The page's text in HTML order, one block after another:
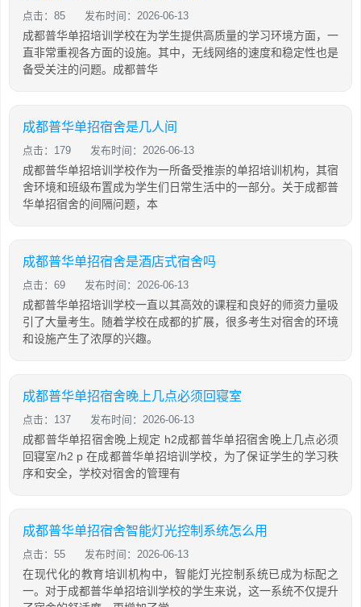
点击：85 发布时间：2026-06-13
成都普华单招培训学校在为学生提供高质量的学习环境方面，一
直非常重视各方面的设施。其中，无线网络的速度和稳定性也是
备受关注的问题。成都普华
成都普华单招宿舍是几人间
点击：179 发布时间：2026-06-13
成都普华单招培训学校作为一所备受推崇的单招培训机构，其宿
舍环境和班级布置成为学生们日常生活中的一部分。关于成都普
华单招宿舍的间隔问题，本
成都普华单招宿舍是酒店式宿舍吗
点击：69 发布时间：2026-06-13
成都普华单招培训学校一直以其高效的课程和良好的师资力量吸
引了大量考生。随着学校在成都的扩展，很多考生对宿舍的环境
和设施产生了浓厚的兴趣。
成都普华单招宿舍晚上几点必须回寝室
点击：137 发布时间：2026-06-13
成都普华单招宿舍晚上规定 h2成都普华单招宿舍晚上几点必须
回寝室/h2 p 在成都普华单招培训学校，为了保证学生的学习秩
序和安全，学校对宿舍的管理有
成都普华单招宿舍智能灯光控制系统怎么用
点击：55 发布时间：2026-06-13
在现代化的教育培训机构中，智能灯光控制系统已成为标配之
一。对于成都普华单招培训学校的学生来说，这一系统不仅提升